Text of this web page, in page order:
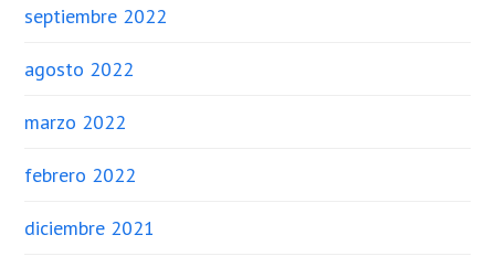
septiembre 2022
agosto 2022
marzo 2022
febrero 2022
diciembre 2021